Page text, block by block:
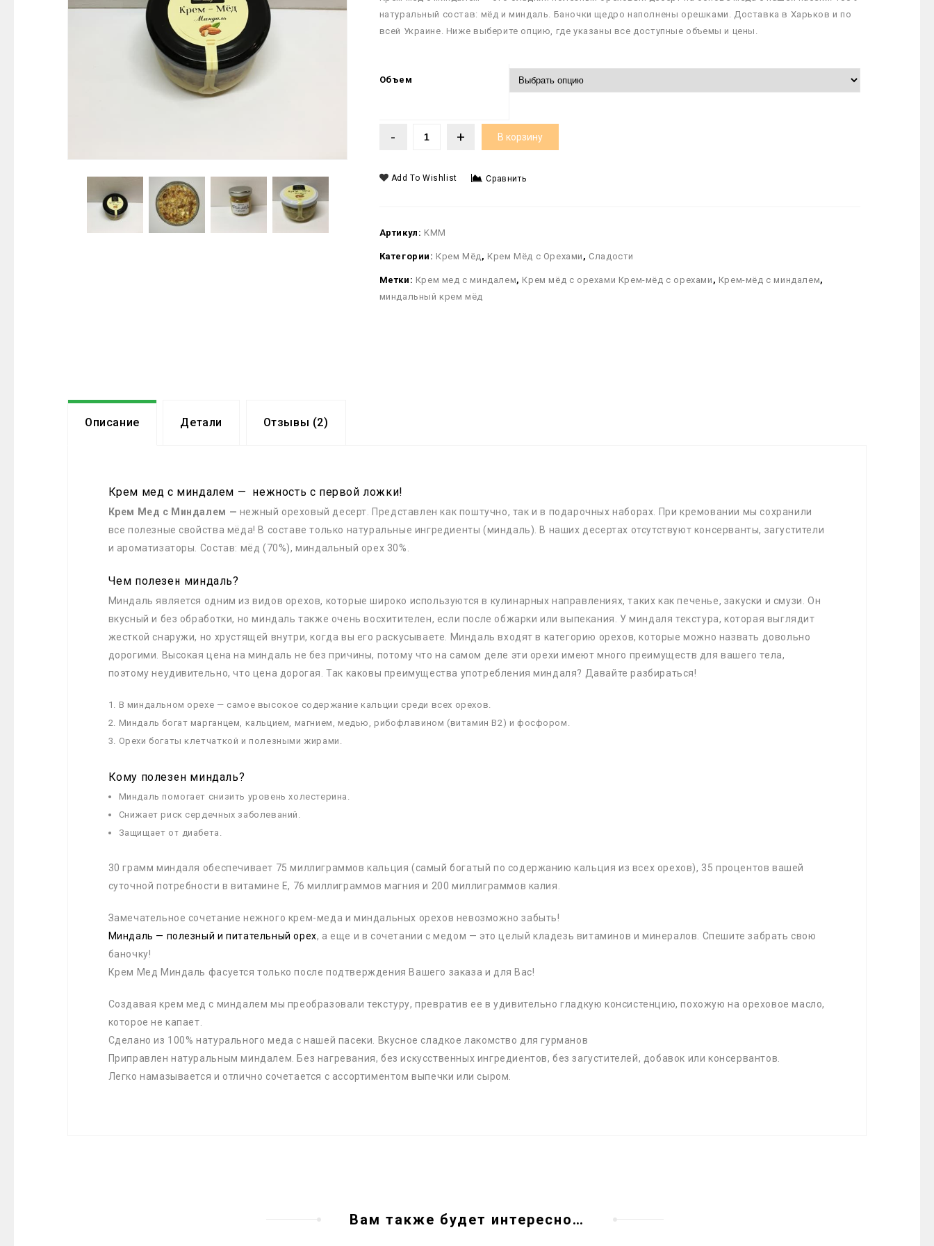
натуральный состав: мёд и миндаль. Баночки щедро наполнены орешками. Доставка в Харьков и по
всей Украине. Ниже выберите опцию, где указаны все доступные объемы и цены.
Объем
В корзину
Add To Wishlist Сравнить
Артикул: KMM
Категории: Крем Мёд, Крем Мёд с Орехами , Сладости
Метки: Крем мед с миндалем, Крем мёд с орехами Крем-мёд с орехами , Крем-мёд с миндалем,
миндальный крем мёд
Описание Детали Отзывы (2)
Крем мед с миндалем — нежность с первой ложки!
Крем Мед с Миндалем — нежный ореховый десерт. Представлен как поштучно, так и в подарочных наборах. При кремовании мы сохранили
все полезные свойства мёда! В составе только натуральные ингредиенты (миндаль). В наших десертах отсутствуют консерванты, загустители
и ароматизаторы. Состав: мёд (70%), миндальный орех 30%.
Чем полезен миндаль?
Миндаль является одним из видов орехов, которые широко используются в кулинарных направлениях, таких как печенье, закуски и смузи. Он
вкусный и без обработки, но миндаль также очень восхитителен, если после обжарки или выпекания. У миндаля текстура, которая выглядит
жесткой снаружи, но хрустящей внутри, когда вы его раскусываете. Миндаль входят в категорию орехов, которые можно назвать довольно
дорогими. Высокая цена на миндаль не без причины, потому что на самом деле эти орехи имеют много преимуществ для вашего тела,
поэтому неудивительно, что цена дорогая. Так каковы преимущества употребления миндаля? Давайте разбираться!
В миндальном орехе — самое высокое содержание кальции среди всех орехов.
Миндаль богат марганцем, кальцием, магнием, медью, рибофлавином (витамин В2) и фосфором.
Орехи богаты клетчаткой и полезными жирами.
Кому полезен миндаль?
Миндаль помогает снизить уровень холестерина.
Снижает риск сердечных заболеваний.
Защищает от диабета.
30 грамм миндаля обеспечивает 75 миллиграммов кальция (самый богатый по содержанию кальция из всех орехов), 35 процентов вашей
суточной потребности в витамине Е, 76 миллиграммов магния и 200 миллиграммов калия.
Замечательное сочетание нежного крем-меда и миндальных орехов невозможно забыть!
Миндаль — полезный и питательный орех, а еще и в сочетании с медом — это целый кладезь витаминов и минералов. Спешите забрать свою
баночку!
Крем Мед Миндаль фасуется только после подтверждения Вашего заказа и для Вас!
Создавая крем мед с миндалем мы преобразовали текстуру, превратив ее в удивительно гладкую консистенцию, похожую на ореховое масло,
которое не капает.
Сделано из 100% натурального меда с нашей пасеки. Вкусное сладкое лакомство для гурманов
Приправлен натуральным миндалем. Без нагревания, без искусственных ингредиентов, без загустителей, добавок или консервантов.
Легко намазывается и отлично сочетается с ассортиментом выпечки или сыром.
Вам также будет интересно…